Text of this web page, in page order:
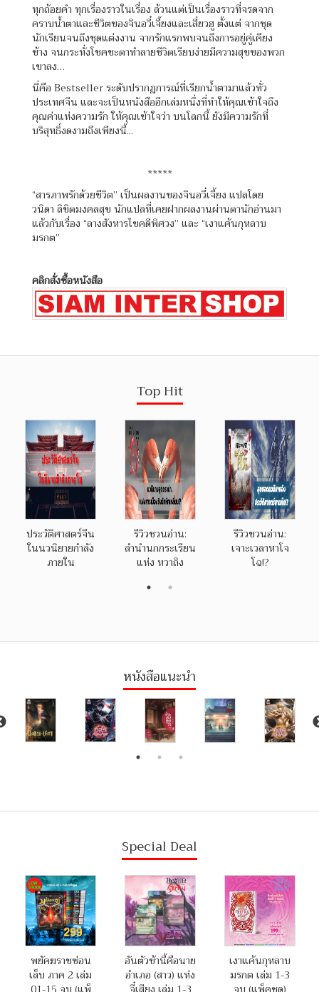
ทุกถ้อยคำ ทุกเรื่องราวในเรื่อง ล้วนแต่เป็นเรื่องราวที่จรดจาก
คราบน้ำตาและชีวิตของจินอวี๋เจี้ยงและเสี่ยวฮู ตั้งแต่ จากชุด
นักเรียนจนถึงชุดแต่งงาน จากรักแรกพบจนถึงการอยู่คู่เคียง
ข้าง จนกระทั่งโชคชะตาทำลายชีวิตเรียบง่ายมีความสุขของพวก
เขาลง…
นี่คือ Bestseller ระดับปรากฏการณ์ที่เรียกน้ำตามาแล้วทั่ว
ประเทศจีน และจะเป็นหนังสืออีกเล่มหนึ่งที่ทำให้คุณเข้าใจถึง
คุณค่าแห่งความรัก ให้คุณเข้าใจว่า บนโลกนี้ ยังมีความรักที่
บริสุทธิ์งดงามถึงเพียงนี้...
*****
“สารภาพรักด้วยชีวิต” เป็นผลงานของจินอวี๋เจี้ยง แปลโดย
วนิดา ลิขิตมงคลสุข นักแปลที่เคยฝากผลงานผ่านตานักอ่านมา
แล้วกับเรื่อง “ลางสังหารไขคดีพิศวง” และ “เงาแค้นกุหลาบ
มรกต”
คลิกสั่งซื้อหนังสือ
Top Hit
ประวัติศาสตร์จีน
ในนวนิยายกำลัง
ภายใน
รีวิวชวนอ่าน:
ลำนำนกกระเรียน
แห่ง หวาถิง
รีวิวชวนอ่าน:
เจาะเวลาหาโจ
โฉ!?
หนังสือแนะนำ
Special Deal
พยัคฆราชซ่อน
เล็บ ภาค 2 เล่ม
อันตัวข้านี้คือนาย
อำเภอ (สาว) แห่ง
เงาแค้นกุหลาบ
มรกต เล่ม 1-3